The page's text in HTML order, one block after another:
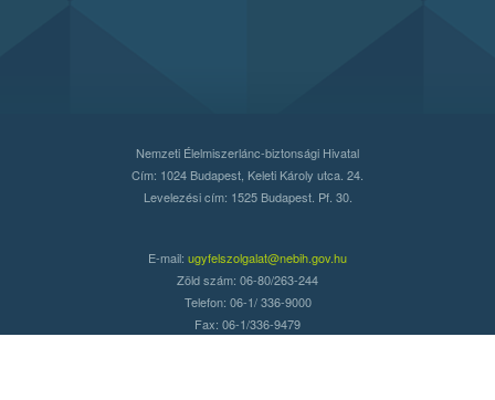
Nemzeti Élelmiszerlánc-biztonsági Hivatal
Cím: 1024 Budapest, Keleti Károly utca. 24.
Levelezési cím: 1525 Budapest. Pf. 30.
E-mail: ugyfelszolgalat@nebih.gov.hu
Zöld szám: 06-80/263-244
Telefon: 06-1/ 336-9000
Fax: 06-1/336-9479